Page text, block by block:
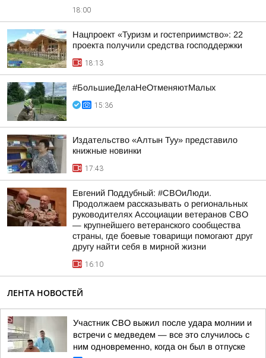
18:00
Нацпроект «Туризм и гостеприимство»: 22
проекта получили средства господдержки
18:13
#БольшиеДелаНеОтменяютМалых
15:36
Издательство «Алтын Туу» представило
книжные новинки
17:43
Евгений Поддубный: #СВОиЛюди.
Продолжаем рассказывать о региональных
руководителях Ассоциации ветеранов СВО
— крупнейшего ветеранского сообщества
страны, где боевые товарищи помогают друг
другу найти себя в мирной жизни
16:10
ЛЕНТА НОВОСТЕЙ
Участник СВО выжил после удара молнии и
встречи с медведем — все это случилось с
ним одновременно, когда он был в отпуске